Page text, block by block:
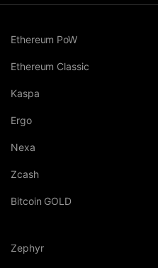
Ethereum PoW
Ethereum Classic
Kaspa
Ergo
Nexa
Zcash
Bitcoin GOLD
Zephyr